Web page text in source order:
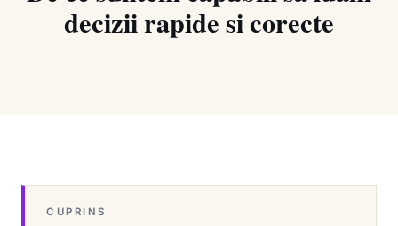
decizii rapide si corecte
CUPRINS